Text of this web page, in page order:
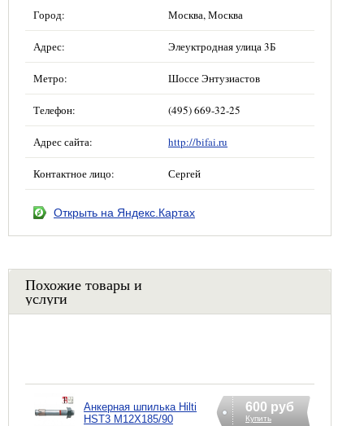
Город: Москва, Москва
Адрес: Элеуктродная улица 3Б
Метро: Шоссе Энтузиастов
Телефон: (495) 669-32-25
Адрес сайта: http://bifai.ru
Контактное лицо: Сергей
Открыть на Яндекс.Картах
Похожие товары и
услуги
Анкерная шпилька Hilti
HST3 M12X185/90
600 руб
Купить